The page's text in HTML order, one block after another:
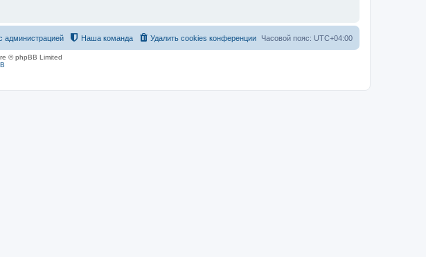
Часовой пояс: UTC+04:00
Удалить cookies конференции
Наша команда
администрацией
© phpBB Limited